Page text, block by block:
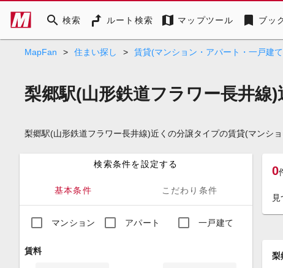
search 検索 ルート検索 map マップツール bookmark ブッ
MapFan > 住まい探し > 賃貸(マンション・アパート・一戸建
梨郷駅(山形鉄道フラワー長井
梨郷駅(山形鉄道フラワー長井線)近くの分譲タイプの賃貸(マンシ
検索条件を設定する
基本条件 こだわり条件
マンション アパート 一戸建て
賃料
0
梨